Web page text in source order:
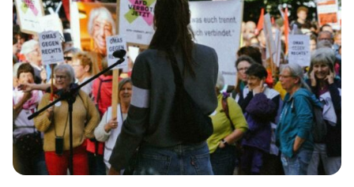
Schlagwörter:
Podiumsdiskussion